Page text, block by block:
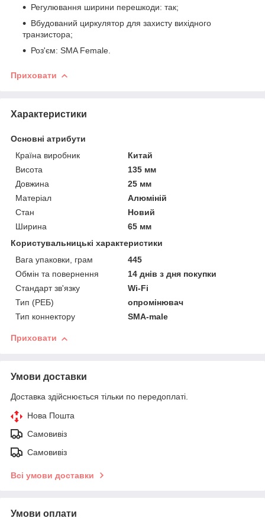
Регулювання ширини перешкоди: так;
Вбудований циркулятор для захисту вихідного
транзистора;
Роз'єм: SMA Female.
Приховати
Характеристики
Основні атрибути
Країна виробник
Китай
Висота
135 мм
Довжина
25 мм
Матеріал
Алюміній
Стан
Новий
Ширина
65 мм
Користувальницькі характеристики
Вага упаковки, грам
445
Обмін та повернення
14 днів з дня покупки
Стандарт зв'язку
Wi-Fi
Тип (РЕБ)
опромінювач
Тип коннектору
SMA-male
Приховати
Умови доставки
Доставка здійснюється тільки по передоплаті.
Нова Пошта
Самовивіз
Самовивіз
Всі умови доставки
Умови оплати